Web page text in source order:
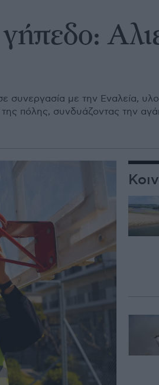
με την Εναλεία,
πόλης, συνδυάζοντας την